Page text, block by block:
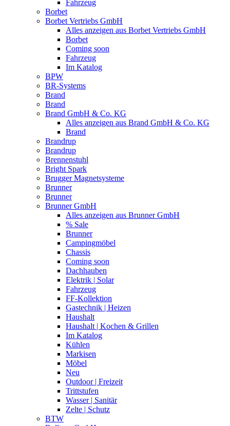
Fahrzeug
Borbet
Borbet Vertriebs GmbH
Alles anzeigen aus Borbet Vertriebs GmbH
Borbet
Coming soon
Fahrzeug
Im Katalog
BPW
BR-Systems
Brand
Brand
Brand GmbH & Co. KG
Alles anzeigen aus Brand GmbH & Co. KG
Brand
Brandrup
Brandrup
Brennenstuhl
Bright Spark
Brugger Magnetsysteme
Brunner
Brunner
Brunner GmbH
Alles anzeigen aus Brunner GmbH
% Sale
Brunner
Campingmöbel
Chassis
Coming soon
Dachhauben
Elektrik | Solar
Fahrzeug
FF-Kollektion
Gastechnik | Heizen
Haushalt
Haushalt | Kochen & Grillen
Im Katalog
Kühlen
Markisen
Möbel
Neu
Outdoor | Freizeit
Trittstufen
Wasser | Sanitär
Zelte | Schutz
BTW